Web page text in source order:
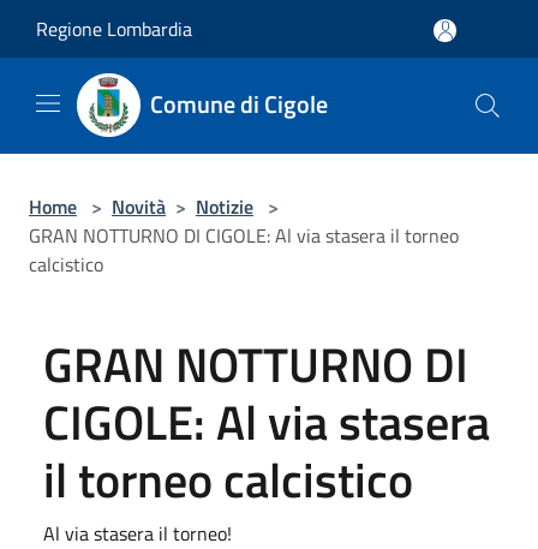
Regione Lombardia
Comune di Cigole
Home > Novità > Notizie >
GRAN NOTTURNO DI CIGOLE: Al via stasera il torneo
calcistico
GRAN NOTTURNO DI
CIGOLE: Al via stasera
il torneo calcistico
Al via stasera il torneo!